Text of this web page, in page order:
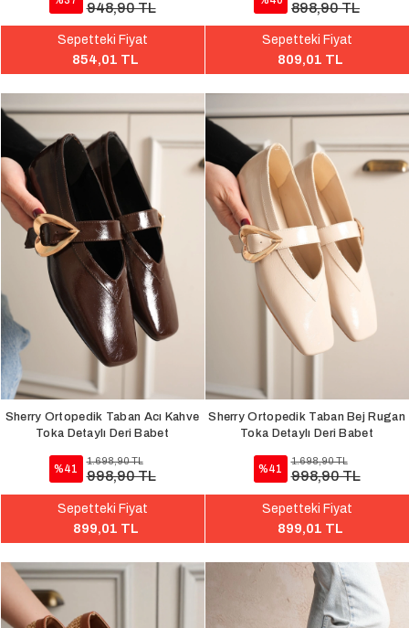
948,90 TL
Sepetteki Fiyat
854,01 TL
898,90 TL
Sepetteki Fiyat
809,01 TL
Sherry Ortopedik Taban Acı Kahve
Toka Detaylı Deri Babet
%41
1.698,90 TL
998,90 TL
Sepetteki Fiyat
899,01 TL
Sherry Ortopedik Taban Bej Rugan
Toka Detaylı Deri Babet
%41
1.698,90 TL
998,90 TL
Sepetteki Fiyat
899,01 TL